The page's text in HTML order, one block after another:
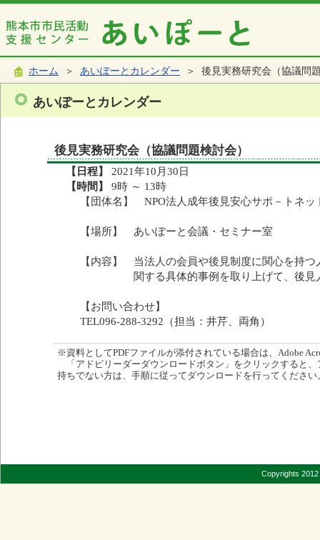
ホーム ＞ あいぽーとカレンダー ＞ 後見実務研究会（協議問
あいぽーとカレンダー
後見実務研究会（協議問題検討会）
【日程】
2021年10月30日
【時間】
9時 ～ 13時
【団体名】 NPO法人成年後見安心サポ－トネッ
【場所】 あいぽーと会議・セミナー室
【内容】 当法人の会員や後見制度に関心を持
関する具体的事例を取り上げて、後見人等
【お問い合わせ】
TEL096-288-3292（担当：井芹、両角）
※資料としてPDFファイルが添付されている場合は、Adobe
「アドビリーダーダウンロードボタン」をクリックすると
持ちでない方は、手順に従ってダウンロードを行ってください
Copyrights